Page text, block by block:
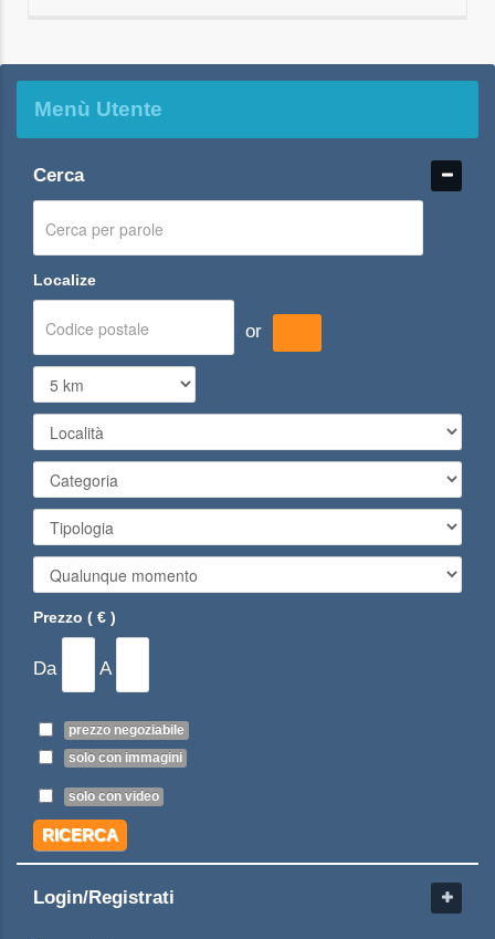
Menù Utente
Cerca
Localize
or
Prezzo ( € )
Da A
prezzo negoziabile
solo con immagini
solo con video
RICERCA
Login/Registrati